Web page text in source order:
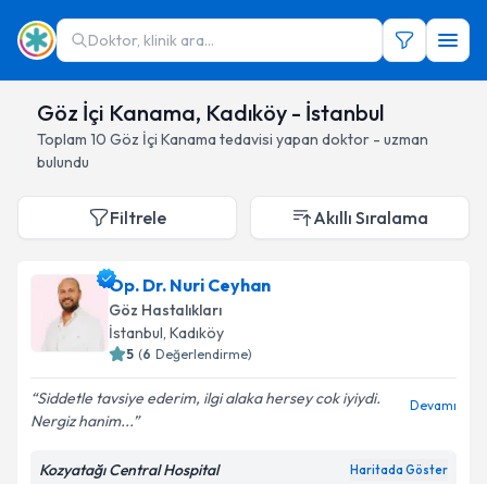
Doktor, klinik ara...
Göz İçi Kanama, Kadıköy - İstanbul
Toplam 10 Göz İçi Kanama tedavisi yapan doktor - uzman
bulundu
Filtrele Akıllı Sıralama
Op. Dr. Nuri Ceyhan
Göz Hastalıkları
İstanbul, Kadıköy
5 (6 Değerlendirme)
Siddetle tavsiye ederim, ilgi alaka hersey cok iyiydi.
Nergiz hanim...
Devamı
Kozyatağı Central Hospital Haritada Göster